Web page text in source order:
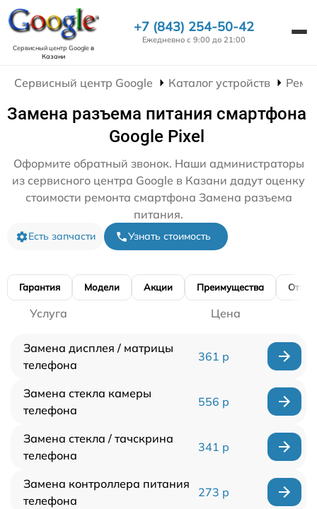
Сервисный центр Googleв
Казани
+7 (843) 254-50-42
Ежедневно с 9:00 до 21:00
Сервисный центр Google Каталог устройств
Замена разъема питания смартфона
Google Pixel
Оформите обратный звонок. Наши администраторы
из сервисного центра Google в Казани дадут оценку
стоимости ремонта смартфона Замена разъема
питания.
Есть запчасти Узнать стоимость
Гарантия Модели Акции Преимущества
Услуга Цена
Замена дисплея / матрицы
телефона
361 р
Замена стекла камеры
телефона
556 р
Замена стекла / тачскрина
телефона
341 р
Замена контроллера питания
телефона
273 р